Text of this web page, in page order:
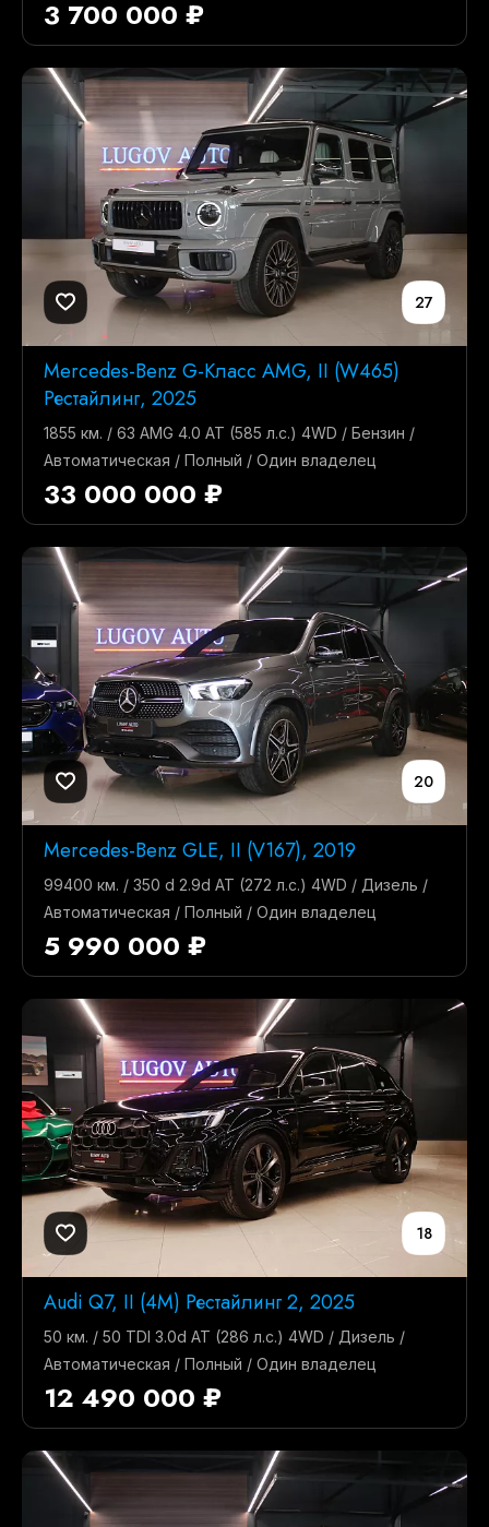
3 700 000 ₽
27
Mercedes-Benz G-Класс AMG, II (W465)
Рестайлинг, 2025
1855 км. / 63 AMG 4.0 AT (585 л.с.) 4WD / Бензин /
Автоматическая / Полный / Один владелец
33 000 000 ₽
20
Mercedes-Benz GLE, II (V167), 2019
99400 км. / 350 d 2.9d AT (272 л.с.) 4WD / Дизель /
Автоматическая / Полный / Один владелец
5 990 000 ₽
18
Audi Q7, II (4M) Рестайлинг 2, 2025
50 км. / 50 TDI 3.0d AT (286 л.с.) 4WD / Дизель /
Автоматическая / Полный / Один владелец
12 490 000 ₽